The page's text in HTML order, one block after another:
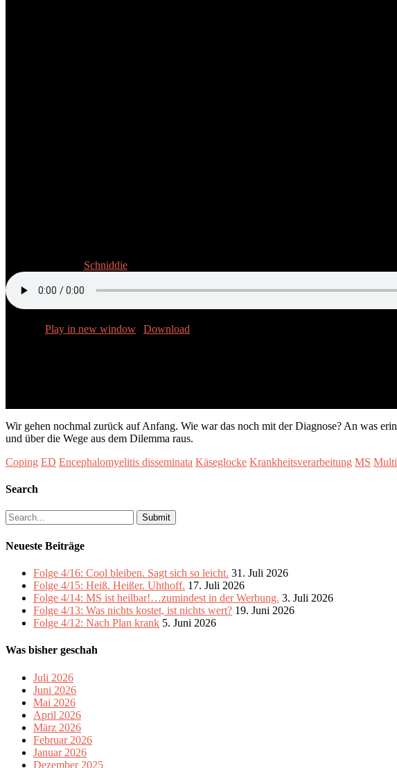
Schniddie
Play in new window Download
Wir gehen nochmal zurück auf Anfang. Wie war das noch mit der Diagnose? An was
und über die Wege aus dem Dilemma raus.
Coping ED Encephalomyelitis disseminata Käseglocke Krankheitsverarbeitung MS
Search
Search
for:
Neueste Beiträge
Folge 4/16: Cool bleiben. Sagt sich so leicht. 31. Juli 2026
Folge 4/15: Heiß. Heißer. Uhthoff. 17. Juli 2026
Folge 4/14: MS ist heilbar!…zumindest in der Werbung. 3. Juli 2026
Folge 4/13: Was nichts kostet, ist nichts wert? 19. Juni 2026
Folge 4/12: Nach Plan krank 5. Juni 2026
Was bisher geschah
Juli 2026
Juni 2026
Mai 2026
April 2026
März 2026
Februar 2026
Januar 2026
Dezember 2025